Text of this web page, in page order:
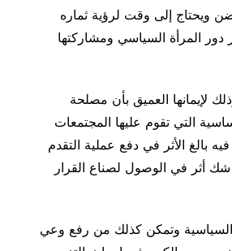
ويحتاج إلى وقت لرؤية ثماره
دور المرأة السياسي ومشاركتها
لإيمانها العميق بأن مصلحة
التي تقوم عليها المجتمعات
بالغ الأثر في دفع عملية التقدم
شك أثر في الوصول لصناع القرار
السياسية وتمكن كذلك من رفع وعي